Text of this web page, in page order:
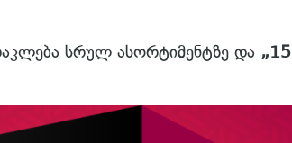
სრულ ასორტიმენტზე და „15